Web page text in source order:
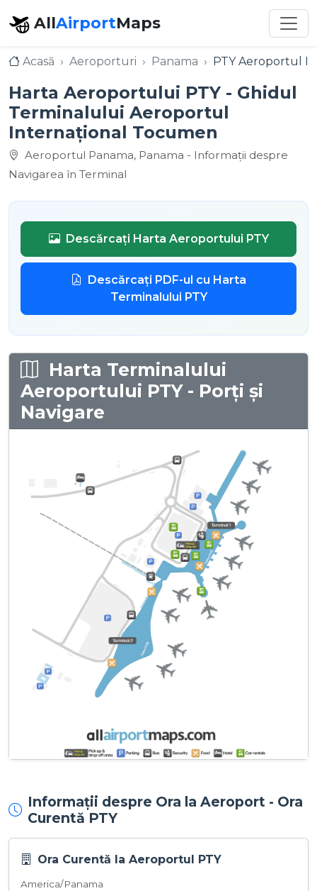
AllAirportMaps
Acasă Aeroporturi Panama PTY Aeroportul
Harta Aeroportului PTY - Ghidul
Terminalului Aeroportul
Internațional Tocumen
Aeroportul Panama, Panama - Informații despre
Navigarea în Terminal
Descărcați Harta Aeroportului PTY
Descărcați PDF-ul cu Harta
Terminalului PTY
Harta Terminalului
Aeroportului PTY - Porți și
Navigare
Informații despre Ora la Aeroport - Ora
Curentă PTY
Ora Curentă la Aeroportul PTY
America/Panama